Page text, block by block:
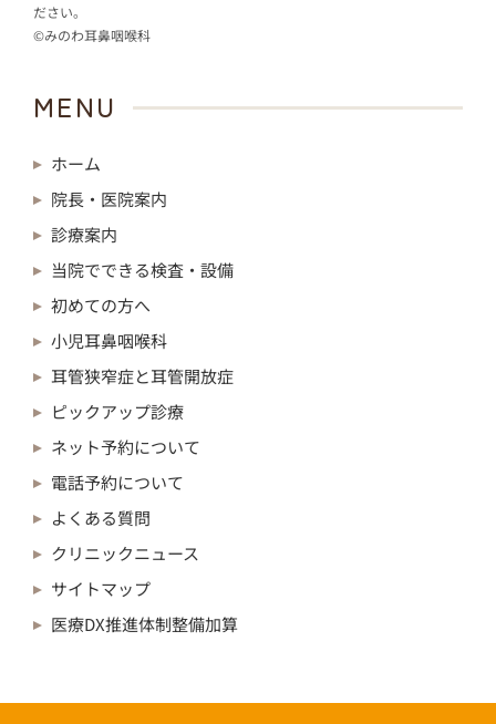
ださい。
©みのわ耳鼻咽喉科
MENU
ホーム
院長・医院案内
診療案内
当院でできる検査・設備
初めての方へ
小児耳鼻咽喉科
耳管狭窄症と耳管開放症
ピックアップ診療
ネット予約について
電話予約について
よくある質問
クリニックニュース
サイトマップ
医療DX推進体制整備加算